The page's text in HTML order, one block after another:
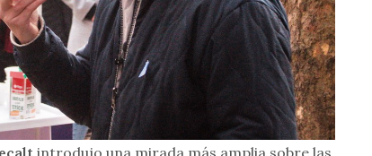
introdujo una mirada más amplia sobre las